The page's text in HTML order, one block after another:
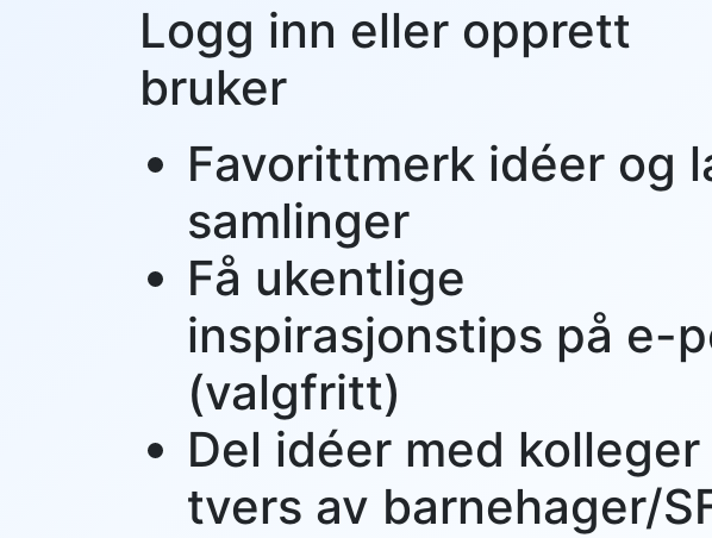
Logg inn eller opprett
bruker
Favorittmerk idéer og
samlinger
Få ukentlige
inspirasjonstips på e-
(valgfritt)
Del idéer med kolleger
tvers av barnehager/